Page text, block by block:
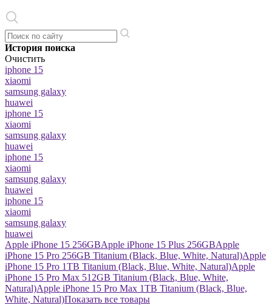
История поиска
Очистить
iphone 15
xiaomi
samsung galaxy
huawei
iphone 15
xiaomi
samsung galaxy
huawei
iphone 15
xiaomi
samsung galaxy
huawei
iphone 15
xiaomi
samsung galaxy
huawei
Apple iPhone 15 256GBApple iPhone 15 Plus 256GBApple
iPhone 15 Pro 256GB Titanium (Black, Blue, White, Natural)Apple
iPhone 15 Pro 1TB Titanium (Black, Blue, White, Natural)Apple
iPhone 15 Pro Max 512GB Titanium (Black, Blue, White,
Natural)Apple iPhone 15 Pro Max 1TB Titanium (Black, Blue,
White, Natural)Показать все товары